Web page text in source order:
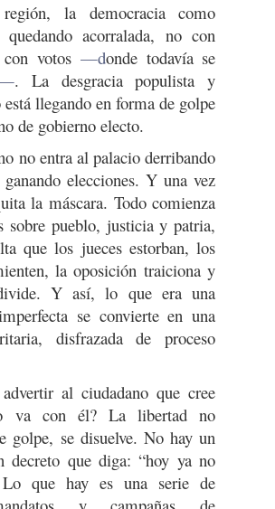
la democracia como
quedando acorralada, no con
con votos—donde todavía se
. La desgracia populista y
llegando en forma de golpe
de gobierno electo.
no entra al palacio derribando
elecciones. Y una vez
la máscara. Todo comienza
sobre pueblo, justicia y patria,
que los jueces estorban, los
la oposición traiciona y
Y así, lo que era una
se convierte en una
disfrazada de proceso
al ciudadano que cree
va con él? La libertad no
golpe, se disuelve. No hay un
decreto que diga: “hoy ya no
que hay es una serie de